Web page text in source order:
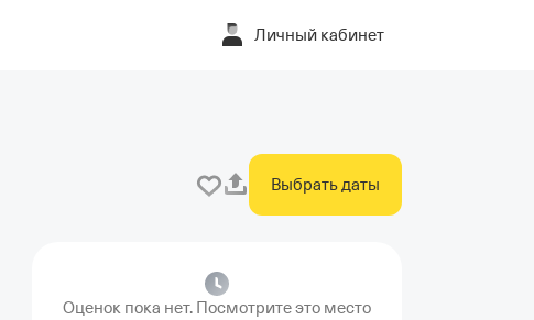
Личный кабинет
Выбрать даты
Оценок пока нет. Посмотрите это место